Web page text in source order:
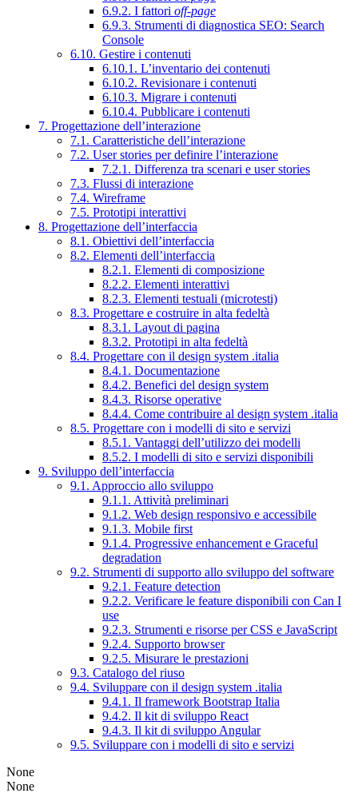
6.9.2. I fattori off-page
6.9.3. Strumenti di diagnostica SEO: Search
Console
6.10. Gestire i contenuti
6.10.1. L’inventario dei contenuti
6.10.2. Revisionare i contenuti
6.10.3. Migrare i contenuti
6.10.4. Pubblicare i contenuti
7. Progettazione dell’interazione
7.1. Caratteristiche dell’interazione
7.2. User stories per definire l’interazione
7.2.1. Differenza tra scenari e user stories
7.3. Flussi di interazione
7.4. Wireframe
7.5. Prototipi interattivi
8. Progettazione dell’interfaccia
8.1. Obiettivi dell’interfaccia
8.2. Elementi dell’interfaccia
8.2.1. Elementi di composizione
8.2.2. Elementi interattivi
8.2.3. Elementi testuali (microtesti)
8.3. Progettare e costruire in alta fedeltà
8.3.1. Layout di pagina
8.3.2. Prototipi in alta fedeltà
8.4. Progettare con il design system .italia
8.4.1. Documentazione
8.4.2. Benefici del design system
8.4.3. Risorse operative
8.4.4. Come contribuire al design system .italia
8.5. Progettare con i modelli di sito e servizi
8.5.1. Vantaggi dell’utilizzo dei modelli
8.5.2. I modelli di sito e servizi disponibili
9. Sviluppo dell’interfaccia
9.1. Approccio allo sviluppo
9.1.1. Attività preliminari
9.1.2. Web design responsivo e accessibile
9.1.3. Mobile first
9.1.4. Progressive enhancement e Graceful
degradation
9.2. Strumenti di supporto allo sviluppo del software
9.2.1. Feature detection
9.2.2. Verificare le feature disponibili con Can I
use
9.2.3. Strumenti e risorse per CSS e JavaScript
9.2.4. Supporto browser
9.2.5. Misurare le prestazioni
9.3. Catalogo del riuso
9.4. Sviluppare con il design system .italia
9.4.1. Il framework Bootstrap Italia
9.4.2. Il kit di sviluppo React
9.4.3. Il kit di sviluppo Angular
9.5. Sviluppare con i modelli di sito e servizi
None
None